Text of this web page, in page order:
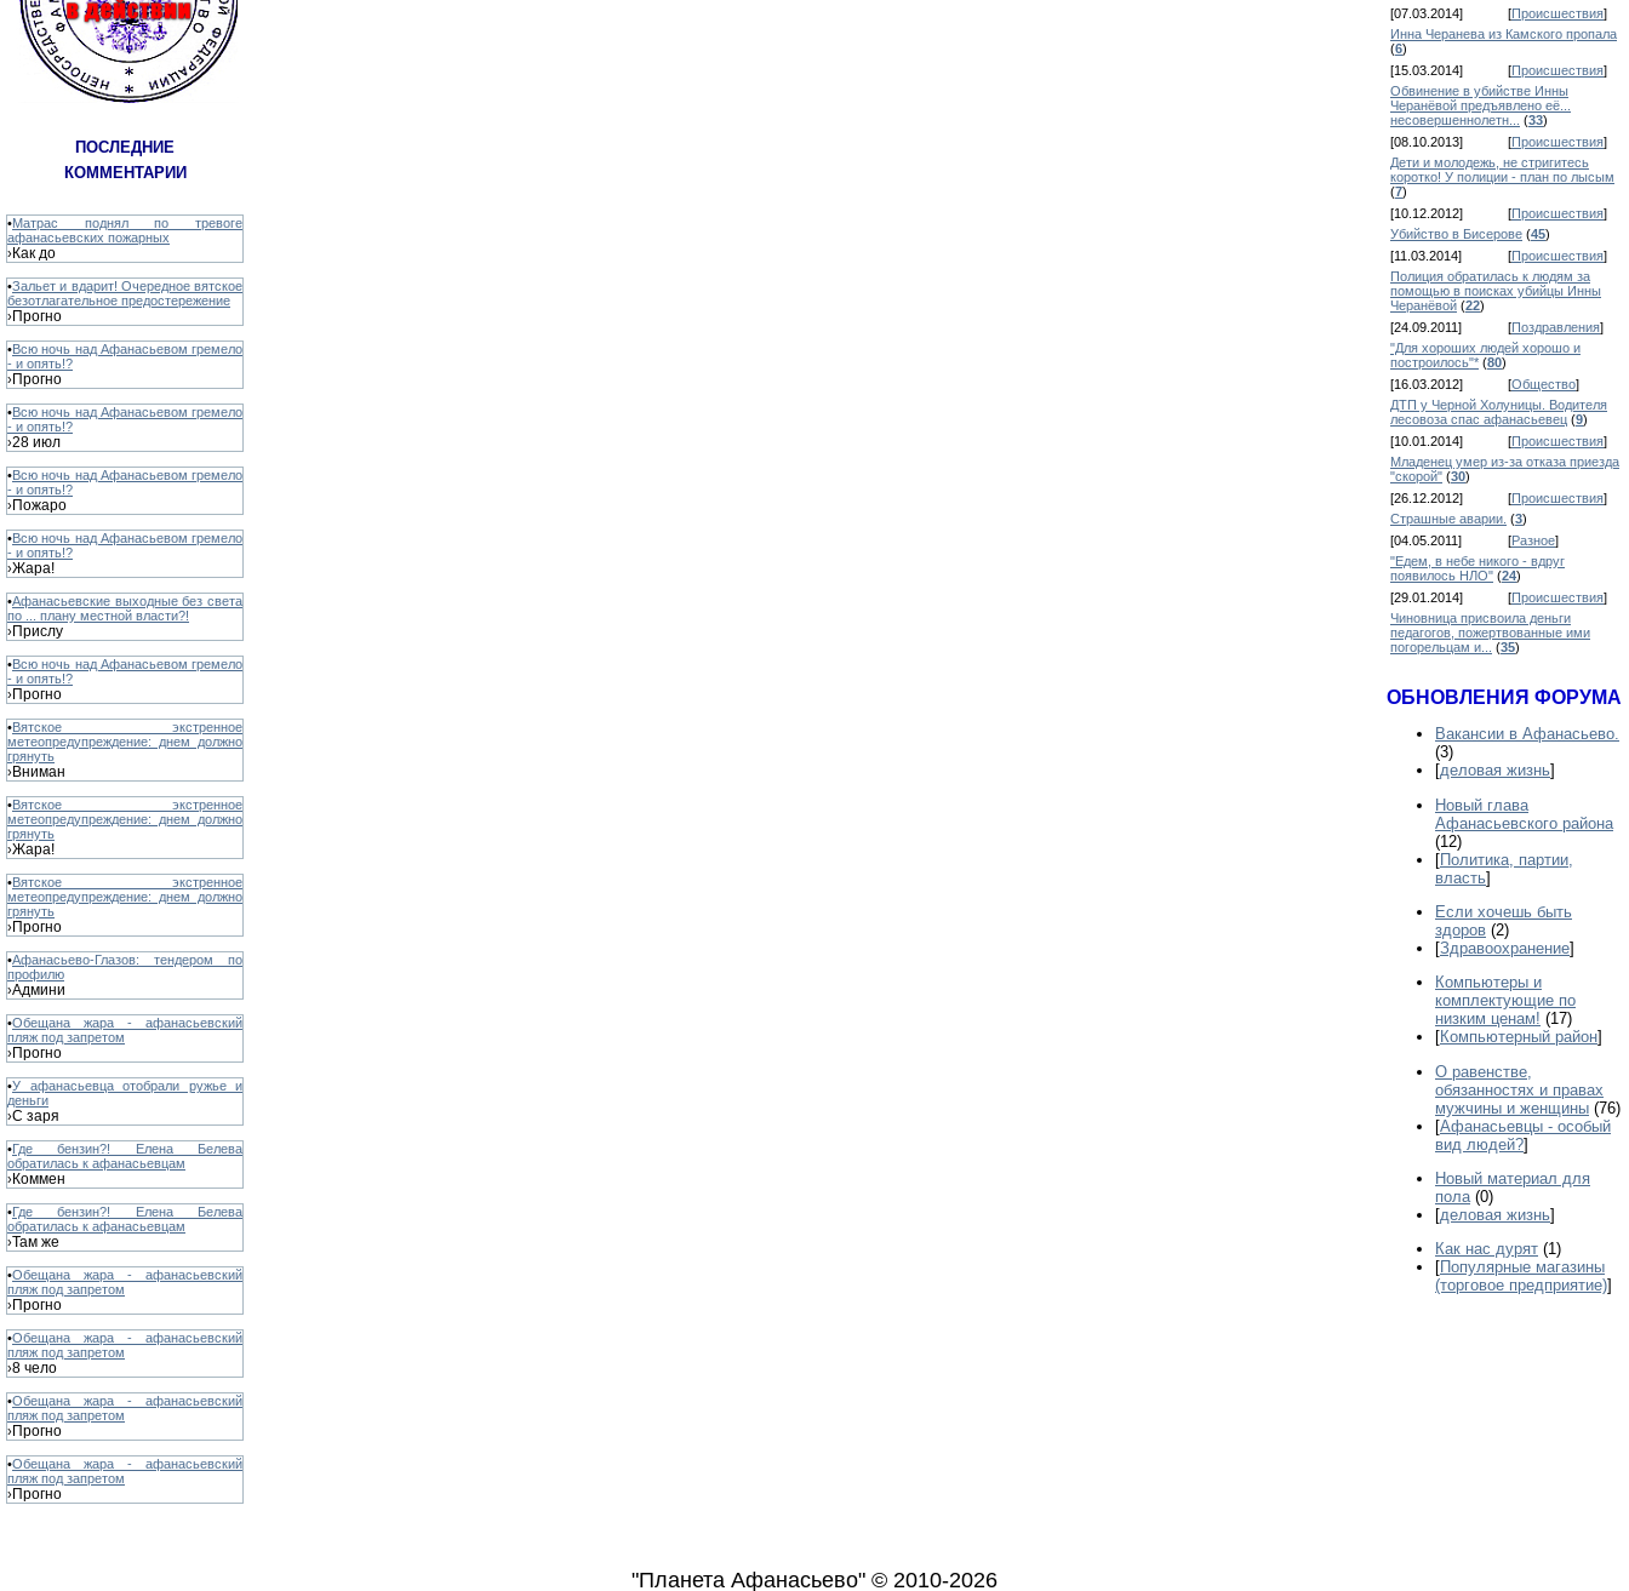
ПОСЛЕДНИЕ
КОММЕНТАРИИ
•Матрас поднял по тревоге
афанасьевских пожарных
›Как до
•Зальет и вдарит! Очередное вятское
безотлагательное предостережение
›Прогно
•Всю ночь над Афанасьевом гремело
- и опять!?
›Прогно
•Всю ночь над Афанасьевом гремело
- и опять!?
›28 июл
•Всю ночь над Афанасьевом гремело
- и опять!?
›Пожаро
•Всю ночь над Афанасьевом гремело
- и опять!?
›Жара!
•Афанасьевские выходные без света
по ... плану местной власти?!
›Прислу
•Всю ночь над Афанасьевом гремело
- и опять!?
›Прогно
•Вятское экстренное
метеопредупреждение: днем должно
грянуть
›Вниман
•Вятское экстренное
метеопредупреждение: днем должно
грянуть
›Жара!
•Вятское экстренное
метеопредупреждение: днем должно
грянуть
›Прогно
•Афанасьево-Глазов: тендером по
профилю
›Админи
•Обещана жара - афанасьевский
пляж под запретом
›Прогно
•У афанасьевца отобрали ружье и
деньги
›С заря
•Где бензин?! Елена Белева
обратилась к афанасьевцам
›Коммен
•Где бензин?! Елена Белева
обратилась к афанасьевцам
›Там же
•Обещана жара - афанасьевский
пляж под запретом
›Прогно
•Обещана жара - афанасьевский
пляж под запретом
›8 чело
•Обещана жара - афанасьевский
пляж под запретом
›Прогно
•Обещана жара - афанасьевский
пляж под запретом
›Прогно
[07.03.2014]
[Происшествия]
Инна Черанева из Камского пропала
(6)
[15.03.2014]
[Происшествия]
Обвинение в убийстве Инны
Черанёвой предъявлено её...
несовершеннолетн...
(33)
[08.10.2013]
[Происшествия]
Дети и молодежь, не стригитесь
коротко! У полиции - план по лысым
(7)
[10.12.2012]
[Происшествия]
Убийство в Бисерове (45)
[11.03.2014]
[Происшествия]
Полиция обратилась к людям за
помощью в поисках убийцы Инны
Черанёвой (22)
[24.09.2011]
[Поздравления]
"Для хороших людей хорошо и
построилось"* (80)
[16.03.2012]
[Общество]
ДТП у Черной Холуницы. Водителя
лесовоза спас афанасьевец (9)
[10.01.2014]
[Происшествия]
Младенец умер из-за отказа приезда
"скорой" (30)
[26.12.2012]
[Происшествия]
Страшные аварии. (3)
[04.05.2011]
[Разное]
"Едем, в небе никого - вдруг
появилось НЛО" (24)
[29.01.2014]
[Происшествия]
Чиновница присвоила деньги
педагогов, пожертвованные ими
погорельцам и...
(35)
ОБНОВЛЕНИЯ ФОРУМА
Вакансии в Афанасьево.
(3)
[деловая жизнь]
Новый глава
Афанасьевского района
(12)
[Политика, партии,
власть]
Если хочешь быть
здоров (2)
[Здравоохранение]
Компьютеры и
комплектующие по
низким ценам! (17)
[Компьютерный район]
О равенстве,
обязанностях и правах
мужчины и женщины (76)
[Афанасьевцы - особый
вид людей?]
Новый материал для
пола (0)
[деловая жизнь]
Как нас дурят (1)
[Популярные магазины
(торговое предприятие)]
"Планета Афанасьево" © 2010-2026